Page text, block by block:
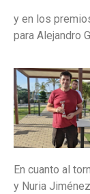
y en los
para Alejandro
En cuanto al
y Nuria